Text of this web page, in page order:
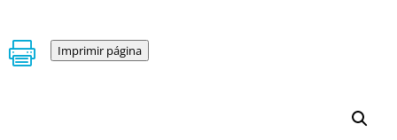
 Imprimir página